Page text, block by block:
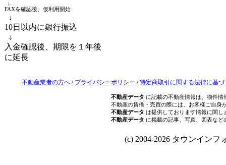
↓
FAXを確認後、仮利用開始
↓
10日以内に銀行振込
↓
入金確認後、期限を１年後
に延長
不動産業者の方へ / プライバシーポリシー /特定商取引に関する法律に基
不動産データ に記載の不動産情報は、物件
不動産の賃借・売買の際には、お客様ご自身
不動産データ は提供しております情報に関し
不動産データ に掲載の記事、写真、図表な
(c) 2004-2026 タウンインフ